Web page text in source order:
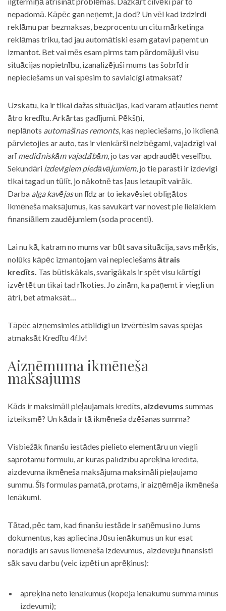
nepadomā. Kāpēc gan neņemt, ja dod? Un vēl kad izdzirdi
reklāmu par bezmaksas, bezprocentu un citu mārketinga
reklāmas triku, tad jau automātiski esam gatavi paņemt un
izmantot. Bet vai mēs esam pirms tam pārdomājuši visu
situācijas nopietnību, izanalizējuši mums tas šobrīd ir
nepieciešams un vai spēsim to savlaicīgi atmaksāt?
Uzskatu, ka ir tikai dažas situācijas, kad varam atļauties ņemt
ātro kredītu. Ārkārtas gadījumi. Pēkšņi,
neplānots automašīnas remonts, kas nepieciešams, jo ikdienā
pārvietojies ar auto, tas ir vienkārši neizbēgami, vajadzīgi vai
arīmedicīniskām vajadzībām, jo tas var apdraudēt veselību.
Sekundāri izdevīgiem piedāvājumiem, jo tie parasti ir izdevīgi
tikai tagad un tūlīt, jo nākotnē tas ļaus ietaupīt vairāk.
Darba alga kavējasun līdz ar to iekavēsiet obligātos
ikmēneša maksājumus, kas savukārt var novest pie lielākiem
finansiāliem zaudējumiem (soda procenti).
Lai nu kā, katram no mums var būt sava situācija, savs mērķis,
nolūks kāpēc izmantojam vai nepieciešams ātrais
kredīts. Tas būtiskākais, svarīgākais ir spēt visu kārtīgi
izvērtēt un tikai tad rīkoties. Jo zinām, ka paņemt ir viegli un
ātri, bet atmaksāt…
Tāpēc aizņemsimies atbildīgi un izvērtēsim savas spējas
atmaksāt Kredītu 4f.lv!
Aizņēmuma ikmēneša
maksājums
Kāds ir maksimāli pieļaujamais kredīts, aizdevums summas
izteiksmē? Un kāda ir tā ikmēneša dzēšanas summa?
Visbiežāk finanšu iestādes pielieto elementāru un viegli
saprotamu formulu, ar kuras palīdzību aprēķina kredīta,
aizdevuma ikmēneša maksājuma maksimāli pieļaujamo
summu. Šīs formulas pamatā, protams, ir aizņēmēja ikmēneša
ienākumi.
Tātad, pēc tam, kad finanšu iestāde ir saņēmusi no Jums
dokumentus, kas apliecina Jūsu ienākumus un kur esat
norādījis arī savus ikmēneša izdevumus, aizdevēju finansisti
sāk savu darbu (veic izpēti un aprēķinus):
aprēķina neto ienākumus (kopējā ienākumu summa mīnus
izdevumi);